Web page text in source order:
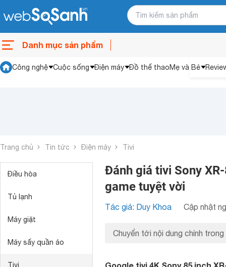
Danh mục sản phẩm
Công nghệ Cuộc sống Điện máy Đồ thể thaoMẹ và Bé
Trang chủ Tin tức Điện máy Tivi
Điều hòa
Tủ lạnh
Máy giặt
Máy sấy quần áo
Tivi
Đánh giá tivi Sony
game tuyệt vời
Tác giả: Duy Khoa Cập nhật
Chuyển tới nội dung chính trong